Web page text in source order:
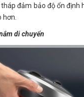
đảm bảo độ ổn định
hơn.
di chuyển